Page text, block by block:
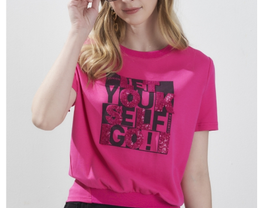
帳／街口支付／iPASS MONEY」等通路繳費。
1.本服務係由「台灣大哥大股份有限公司」（以下簡稱本公司）所提供，讓
用戶於交易時，得透過本服務購買商品或服務，並由商店將買賣／分期付款
買賣價金債權讓與本公司後，依約使用本公司帳單繳交帳款。
2.基於同意付款使用「大哥付你分期」之契約關係目的，商店將以您的個人
資料（包含姓名、電話或地址）提供予台灣大哥大進項蒐集、處理及利用，
由本公司與您本人進行分期帳單所需資料之確認、核對及更正。
3.完整用戶服務條款，請詳閱以下連結：https://oppay.tw/userRule
結帳頁面，進行簡訊認證並確認金額後，即可完成結帳。
２．訂單成立數日內，您將收到繳費通知簡訊。
３．收到繳費通知簡訊後14天內，點擊此簡訊中的連結，可透過四大超商／
ATM／網路銀行／等多元方式進行付款，方視為交易完成。
※ 請注意：結帳手續完成當下不需立刻繳費，但若您需要取消訂單，請聯絡
購買商品的店家。未經商家同意取消之訂單仍視為有效，需透過AFTEE先享
後付繳納相關費用。
※ 交易是否成功請以「AFTEE先享後付 」之結帳頁面顯示為準，若有關於
是否繳費成功／繳費後需取消欲退款等相關疑問，請聯繫「AFTEE先享後付
https://netprotections.freshdesk.com/support/home
【注意事項】
１．透過由恩沛科技股份有限公司提供之「AFTEE先享後付」服務完成之交
易，需依本服務之必要範圍內提供個人資料，並將交易相關給付款項請求債
權轉讓予恩沛科技股份有限公司。
２．關於個人資料處理事宜，請瀏覽以下網址：
https://aftee.tw/terms/#terms3
３．未成年的使用者請事先徵得法定代理人或監護人之同意方可使用
「AFTEE先享後付」，若未經同意申辦者引起之損失，本公司不負相關責
每筆NT$120，滿NT$2,000(含以上)免運費
每筆NT$120，滿NT$2,000(含以上)免運費